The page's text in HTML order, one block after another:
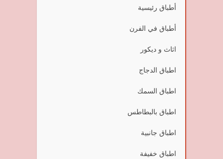
أطباق رئيسية
أطباق في الفرن
اثاث و ديكور
اطباق الدجاج
اطباق السمك
اطباق بالبطاطس
اطباق جانبية
اطباق خفيفة